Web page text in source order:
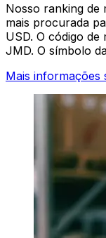
Nosso ranking de
mais procurada
USD. O código de
JMD. O símbolo
Mais informações